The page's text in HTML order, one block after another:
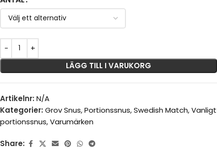
LÄGG TILL I VARUKORG
Artikelnr: N/A
Kategorier: Grov Snus,Portionssnus,Swedish Match,Vanligt
portionssnus,Varumärken
Share: